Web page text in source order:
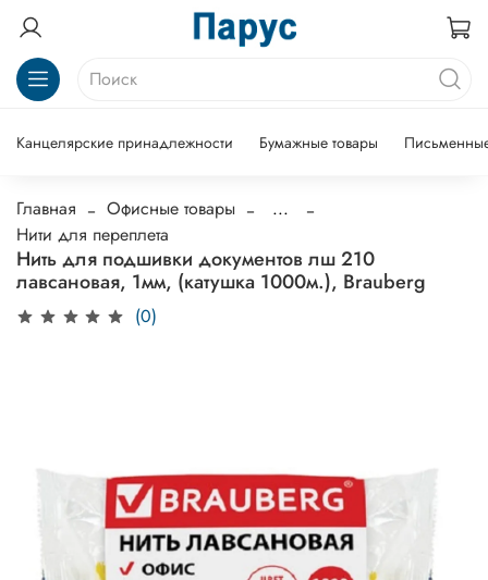
Канцелярские принадлежности Бумажные товары
Главная Офисные товары
...
Нити для переплета
Нить для подшивки документов лш 210
лавсановая, 1мм, (катушка 1000м.), Brauberg
(0)